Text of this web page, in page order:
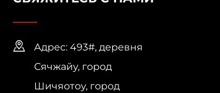
Адрес: 493#, деревня
Сячжайу, город
Шичяотоу, город